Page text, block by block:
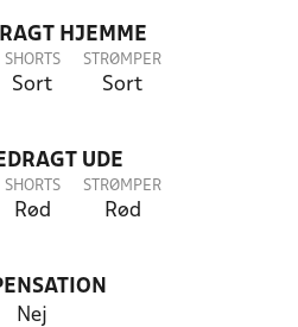
HJEMME
SHORTS
Sort
STRØMPER
Sort
UDE
SHORTS
Rød
STRØMPER
Rød
Nej